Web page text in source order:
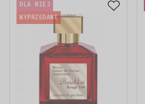
DLA NIEJ
WYPRZEDANE